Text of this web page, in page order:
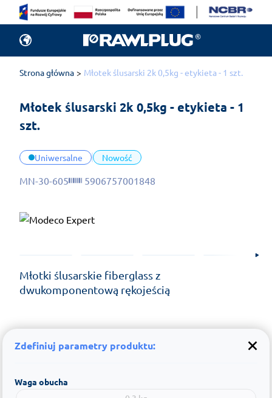
Strona główna Młotek ślusarski 2k 0,5kg - etykieta - 1 szt.
Młotek ślusarski 2k 0,5kg - etykieta - 1
szt.
Uniwersalne Nowość
MN-30-605 5906757001848
Młotki ślusarskie fiberglass z
dwukomponentową rękojeścią
Zdefiniuj parametry produktu:
Waga obucha